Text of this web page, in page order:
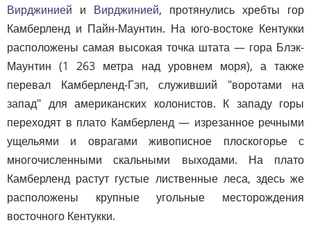
Вирджинией и Вирджинией, протянулись хребты гор
Камберленд и Пайн-Маунтин. На юго-востоке Кентукки
расположены самая высокая точка штата — гора Блэк-
Маунтин (1 263 метра над уровнем моря), а также
перевал Камберленд-Гэп, служивший "воротами на
запад" для американских колонистов. К западу горы
переходят в плато Камберленд — изрезанное речными
ущельями и оврагами живописное плоскогорье с
многочисленными скальными выходами. На плато
Камберленд растут густые лиственные леса, здесь же
расположены крупные угольные месторождения
восточного Кентукки.